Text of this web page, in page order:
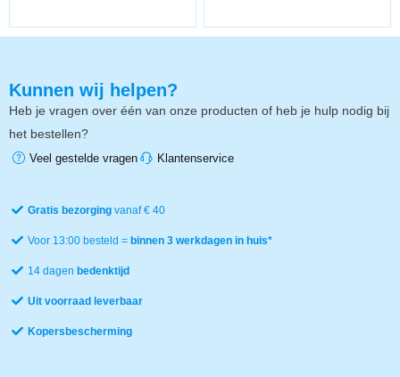
Kunnen wij helpen?
Heb je vragen over één van onze producten of heb je hulp nodig bij
het bestellen?
Veel gestelde vragen Klantenservice
Gratis bezorgingvanaf € 40
Voor 13:00 besteld =binnen 3 werkdagen in huis*
14 dagenbedenktijd
Uit voorraad leverbaar
Kopersbescherming